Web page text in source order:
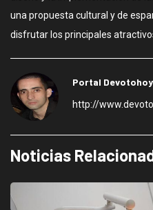
una propuesta cultural y de
disfrutar los principales
Portal Devotohoy
http://
Noticias